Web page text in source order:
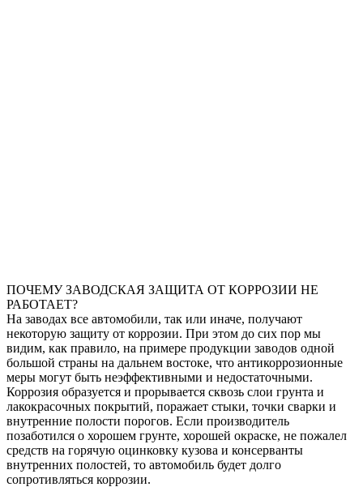
ПОЧЕМУ ЗАВОДСКАЯ ЗАЩИТА ОТ КОРРОЗИИ НЕ
РАБОТАЕТ?
На заводах все автомобили, так или иначе, получают
некоторую защиту от коррозии. При этом до сих пор мы
видим, как правило, на примере продукции заводов одной
большой страны на дальнем востоке, что антикоррозионные
меры могут быть неэффективными и недостаточными.
Коррозия образуется и прорывается сквозь слои грунта и
лакокрасочных покрытий, поражает стыки, точки сварки и
внутренние полости порогов. Если производитель
позаботился о хорошем грунте, хорошей окраске, не пожалел
средств на горячую оцинковку кузова и консерванты
внутренних полостей, то автомобиль будет долго
сопротивляться коррозии.